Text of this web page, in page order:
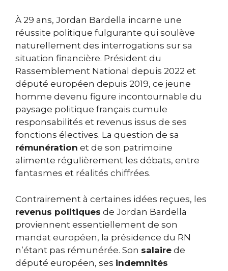
À 29 ans, Jordan Bardella incarne une
réussite politique fulgurante qui soulève
naturellement des interrogations sur sa
situation financière. Président du
Rassemblement National depuis 2022 et
député européen depuis 2019, ce jeune
homme devenu figure incontournable du
paysage politique français cumule
responsabilités et revenus issus de ses
fonctions électives. La question de sa
rémunération et de son patrimoine
alimente régulièrement les débats, entre
fantasmes et réalités chiffrées.
Contrairement à certaines idées reçues, les
revenus politiques de Jordan Bardella
proviennent essentiellement de son
mandat européen, la présidence du RN
n’étant pas rémunérée. Son salaire de
député européen, ses indemnités